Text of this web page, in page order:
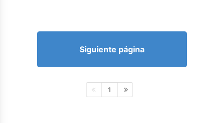
Siguiente página
1